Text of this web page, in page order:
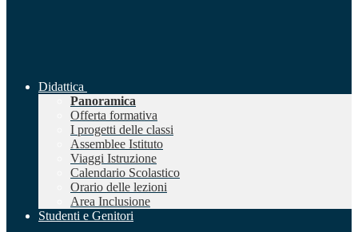
Didattica
Panoramica
Offerta formativa
I progetti delle classi
Assemblee Istituto
Viaggi Istruzione
Calendario Scolastico
Orario delle lezioni
Area Inclusione
Studenti e Genitori